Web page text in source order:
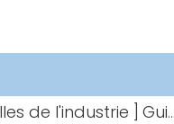
de l'industrie ] Guide réseau Power over Fibre (PoF) : applications de routeur, ONU et AP de plafond